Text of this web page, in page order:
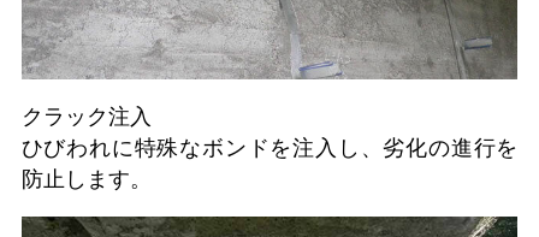
クラック注入
ひびわれに特殊なボンドを注入し、劣化の進行を
防止します。